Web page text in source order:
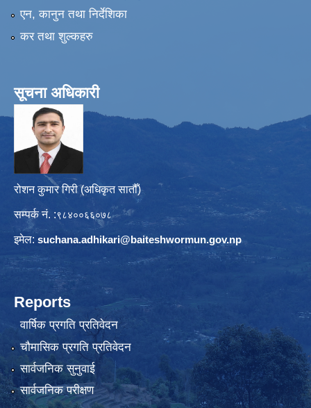
एन, कानुन तथा निर्देशिका
कर तथा शुल्कहरु
सूचना अधिकारी
रोशन कुमार गिरी (अधिकृत सातौँ)
सम्पर्क नं. :९८४००६६०७८
इमेल: suchana.adhikari@baiteshwormun.gov.np
Reports
वार्षिक प्रगति प्रतिवेदन
चौमासिक प्रगति प्रतिवेदन
सार्वजनिक सुनुवाई
सार्वजनिक परीक्षण